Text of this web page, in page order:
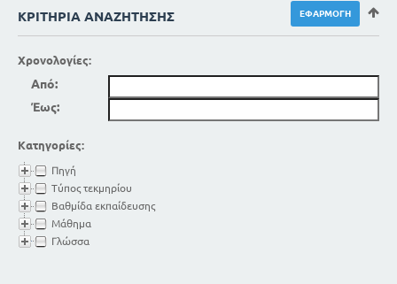
ΚΡΙΤΉΡΙΑ ΑΝΑΖΉΤΗΣΗΣ
Χρονολογίες:
Από:
Έως:
Κατηγορίες:
Πηγή
Τύπος τεκμηρίου
Βαθμίδα εκπαίδευσης
Μάθημα
Γλώσσα